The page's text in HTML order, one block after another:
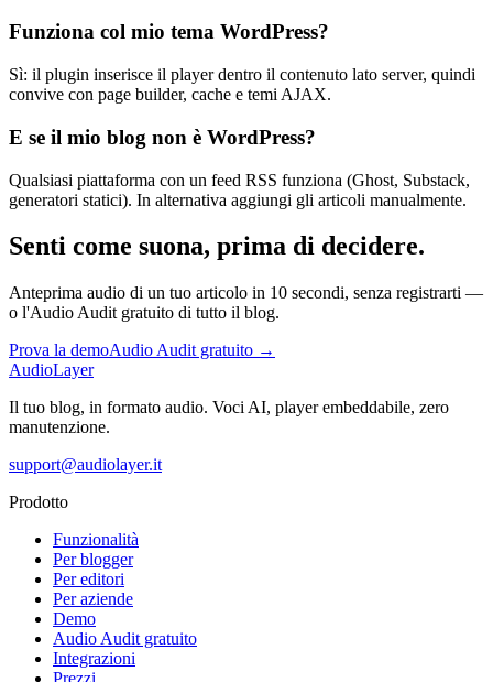
Funziona col mio tema WordPress?
Sì: il plugin inserisce il player dentro il contenuto lato server, quindi
convive con page builder, cache e temi AJAX.
E se il mio blog non è WordPress?
Qualsiasi piattaforma con un feed RSS funziona (Ghost, Substack,
generatori statici). In alternativa aggiungi gli articoli manualmente.
Senti come suona, prima di decidere.
Anteprima audio di un tuo articolo in 10 secondi, senza registrarti —
o l'Audio Audit gratuito di tutto il blog.
Prova la demoAudio Audit gratuito →
AudioLayer
Il tuo blog, in formato audio. Voci AI, player embeddabile, zero
manutenzione.
support@audiolayer.it
Prodotto
Funzionalità
Per blogger
Per editori
Per aziende
Demo
Audio Audit gratuito
Integrazioni